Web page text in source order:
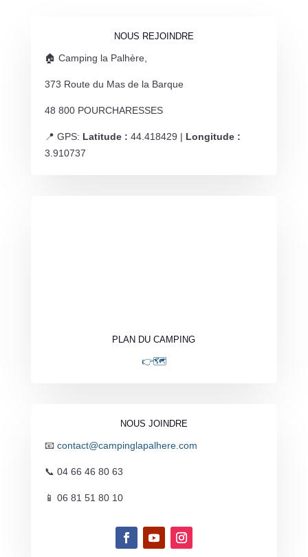
NOUS REJOINDRE
🏠 Camping la Palhère,
373 Route du Mas de la Barque
48 800 POURCHARESSES
📍 GPS: Latitude : 44.418429 | Longitude :
3.910737
PLAN DU CAMPING
👉🗺️
NOUS JOINDRE
📧 contact@campinglapalhere.com
📞 04 66 46 80 63
📱 06 81 51 80 10